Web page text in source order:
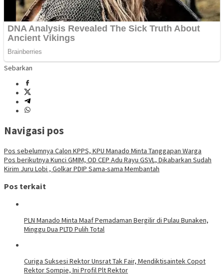
Sebarkan
Navigasi pos
Pos sebelumnya Calon KPPS, KPU Manado Minta Tanggapan Warga
Pos berikutnya Kunci GMIM, OD CEP Adu Rayu GSVL, Dikabarkan Sudah
Kirim Juru Lobi , Golkar PDIP Sama-sama Membantah
Pos terkait
PLN Manado Minta Maaf Pemadaman Bergilir di Pulau Bunaken,
Minggu Dua PLTD Pulih Total
Curiga Suksesi Rektor Unsrat Tak Fair, Mendiktisaintek Copot
Rektor Sompie, Ini Profil Plt Rektor